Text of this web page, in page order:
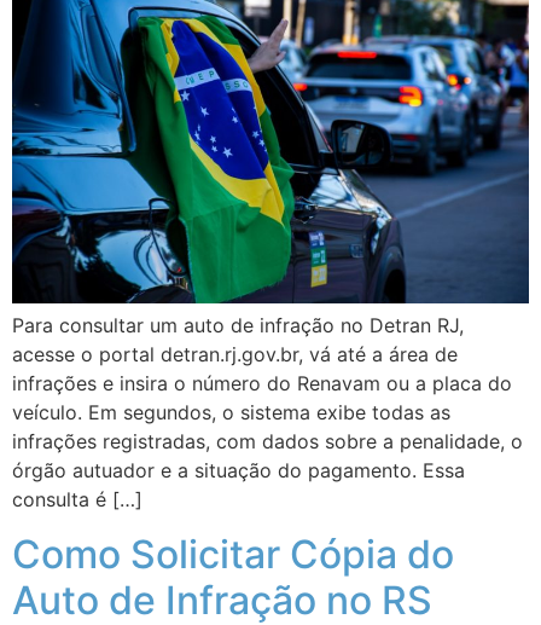
Para consultar um auto de infração no Detran RJ,
acesse o portal detran.rj.gov.br, vá até a área de
infrações e insira o número do Renavam ou a placa do
veículo. Em segundos, o sistema exibe todas as
infrações registradas, com dados sobre a penalidade, o
órgão autuador e a situação do pagamento. Essa
consulta é […]
Como Solicitar Cópia do
Auto de Infração no RS